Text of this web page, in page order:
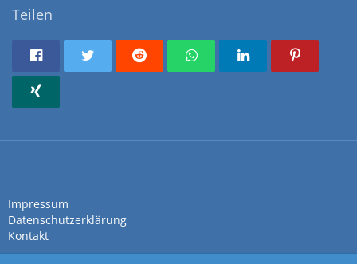
Teilen
Impressum
Datenschutzerklärung
Kontakt